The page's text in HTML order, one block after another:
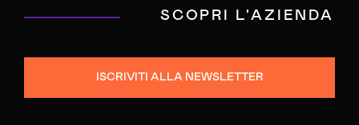
SCOPRI L'AZIENDA
ISCRIVITI ALLA NEWSLETTER